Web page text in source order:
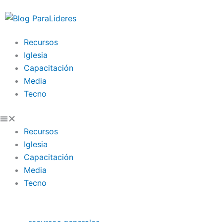
al
Recursos
Iglesia
Capacitación
Media
Tecno
Recursos
Iglesia
Capacitación
Media
Tecno